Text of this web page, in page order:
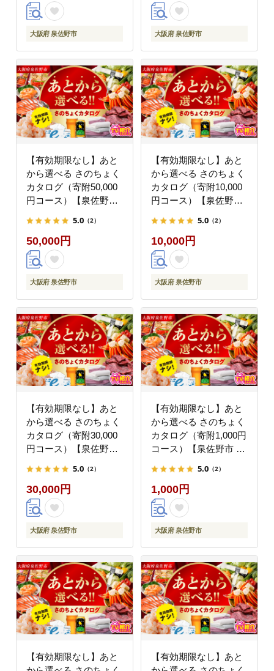
ル ティッシュ 後から
カタログギフト あとか
大阪府 泉佐野市 大阪府 泉佐野市
【有効期限なし】あと
から選べる さのちょく
カタログ（寄附50,000
円コース）【泉佐野市
以上 高評価 肉 ビール
海鮮 野菜 定期便 タオ
ル ティッシュ 後から
カタログギフト あとか
5.0 （2）
50,000円
大阪府 泉佐野市
【有効期限なし】あと
から選べる さのちょく
カタログ（寄附10,000
円コース）【泉佐野市
以上 高評価 肉 ビール
海鮮 野菜 定期便 タオ
ル ティッシュ 後から
カタログギフト あとか
5.0 （2）
10,000円
大阪府 泉佐野市
【有効期限なし】あと
から選べる さのちょく
カタログ（寄附30,000
円コース）【泉佐野市
以上 高評価 肉 ビール
海鮮 野菜 定期便 タオ
ル ティッシュ 後から
カタログギフト あとか
5.0 （2）
30,000円
大阪府 泉佐野市
【有効期限なし】あと
から選べる さのちょく
カタログ（寄附1,000円
コース）【泉佐野市 ふ
上 高評価 肉 ビール 海
鮮 野菜 定期便 タオル
ティッシュ 後から カタ
ログギフト あとからセ
レクト】 sn020
5.0 （2）
1,000円
大阪府 泉佐野市
【有効期限なし】あと
【有効期限なし】あと